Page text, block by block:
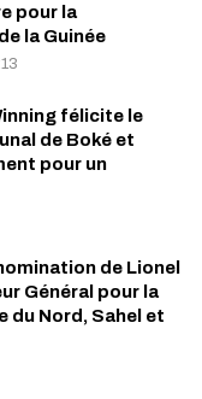
pour la
la Guinée
félicite le
de Boké et
pour un
de Lionel
Général pour la
du Nord, Sahel et